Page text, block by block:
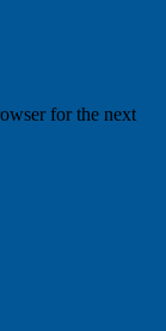
for the next